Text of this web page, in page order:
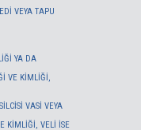
VEYA TAPU
YA DA
VE KİMLİĞİ,
VASİ VEYA
KİMLİĞİ, VELİ İSE